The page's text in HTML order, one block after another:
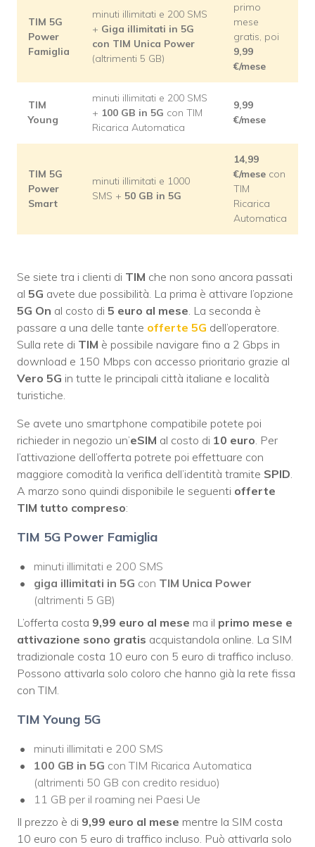
TIM 5G
Power
Famiglia
minuti illimitati e 200 SMS
+ Giga illimitati in 5G
con TIM Unica Power
(altrimenti 5 GB)
primo
mese
gratis, poi
9,99
€/mese
TIM
Young
minuti illimitati e 200 SMS
+ 100 GB in 5G con TIM
Ricarica Automatica
9,99
€/mese
TIM 5G
Power
Smart
minuti illimitati e 1000
SMS + 50 GB in 5G
14,99
€/mese con
TIM
Ricarica
Automatica
Se siete tra i clienti di TIM che non sono ancora passati
al 5G avete due possibilità. La prima è attivare l’opzione
5G On al costo di 5 euro al mese. La seconda è
passare a una delle tante offerte 5G dell’operatore.
Sulla rete di TIM è possibile navigare fino a 2 Gbps in
download e 150 Mbps con accesso prioritario grazie al
Vero 5G in tutte le principali città italiane e località
turistiche.
Se avete uno smartphone compatibile potete poi
richieder in negozio un’eSIM al costo di 10 euro. Per
l’attivazione dell’offerta potrete poi effettuare con
maggiore comodità la verifica dell’identità tramite SPID.
A marzo sono quindi disponibile le seguenti offerte
TIM tutto compreso:
TIM 5G Power Famiglia
minuti illimitati e 200 SMS
giga illimitati in 5G con TIM Unica Power
(altrimenti 5 GB)
L’offerta costa 9,99 euro al mese ma il primo mese e
attivazione sono gratis acquistandola online. La SIM
tradizionale costa 10 euro con 5 euro di traffico incluso.
Possono attivarla solo coloro che hanno già la rete fissa
con TIM.
TIM Young 5G
minuti illimitati e 200 SMS
100 GB in 5G con TIM Ricarica Automatica
(altrimenti 50 GB con credito residuo)
11 GB per il roaming nei Paesi Ue
Il prezzo è di 9,99 euro al mese mentre la SIM costa
10 euro con 5 euro di traffico incluso. Può attivarla solo